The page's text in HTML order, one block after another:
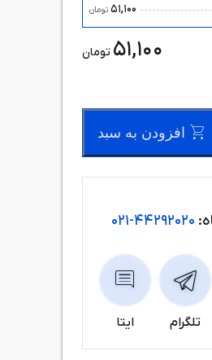
51,100 تومان
51,100 تومان
افزودن به سبد
44292020-021
تلگرام ایتا